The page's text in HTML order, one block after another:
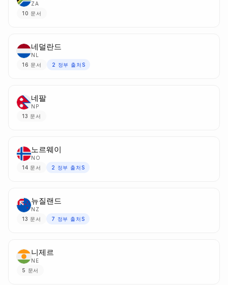
ZA
10 문서
네덜란드
NL
16 문서 2 정부 출처S
네팔
NP
13 문서
노르웨이
NO
14 문서 2 정부 출처S
뉴질랜드
NZ
13 문서 7 정부 출처S
니제르
NE
5 문서